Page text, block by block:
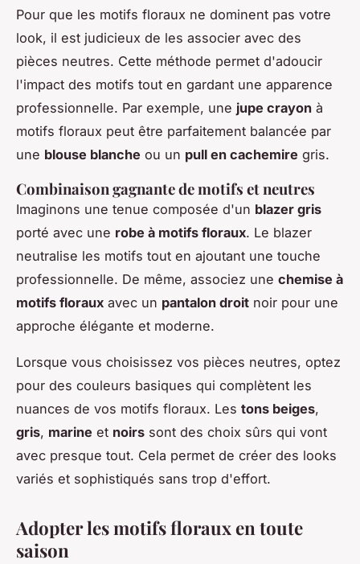
Pour que les motifs floraux ne dominent pas votre
look, il est judicieux de les associer avec des
pièces neutres. Cette méthode permet d'adoucir
l'impact des motifs tout en gardant une apparence
professionnelle. Par exemple, une jupe crayon à
motifs floraux peut être parfaitement balancée par
une blouse blanche ou un pull en cachemire gris.
Combinaison gagnante de motifs et neutres
Imaginons une tenue composée d'un blazer gris
porté avec une robe à motifs floraux. Le blazer
neutralise les motifs tout en ajoutant une touche
professionnelle. De même, associez une chemise à
motifs floraux avec un pantalon droit noir pour une
approche élégante et moderne.
Lorsque vous choisissez vos pièces neutres, optez
pour des couleurs basiques qui complètent les
nuances de vos motifs floraux. Les tons beiges,
gris, marine et noirs sont des choix sûrs qui vont
avec presque tout. Cela permet de créer des looks
variés et sophistiqués sans trop d'effort.
Adopter les motifs floraux en toute
saison